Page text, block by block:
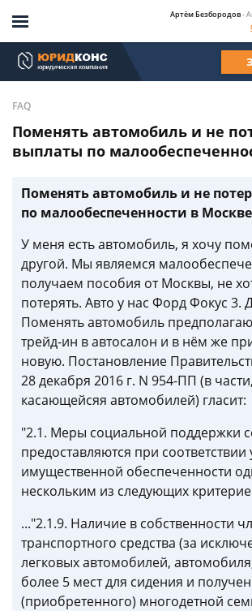
Артём Безбородов-
FAQ
Поменять автомобиль и не
выплаты по
Поменять автомобиль и не
по малообеспеченности в Москве
У меня есть автомобиль, я хочу
другой. Мы являемся
получаем пособия от Москвы, не
потерять. Авто у нас Форд Фокус 3.
Поменять автомобиль
трейд-ин в автосалон и в нём же
новую. Постановление
28 декабря 2016 г. N 954-ПП (в части,
касающейсяя автомобилей) гласит:
"2.1. Меры социальной поддержки
предоставляются при соответствии
имущественной обеспеченности
нескольким из следующих
..."2.1.9. Наличие в собственности
транспортного средства (за
легковых автомобилей,
более 5 мест для сидения и
(приобретенного) многодетной